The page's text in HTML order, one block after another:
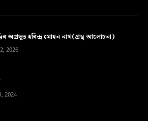
অগ্ৰদূত হৰিন্দ্ৰ মোহন নাথ(গ্ৰন্থ আলোচনা)
2026
2024